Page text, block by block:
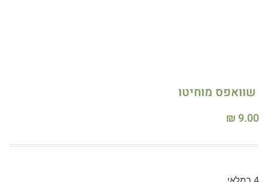
שוואפס מוחיטו
₪9.00